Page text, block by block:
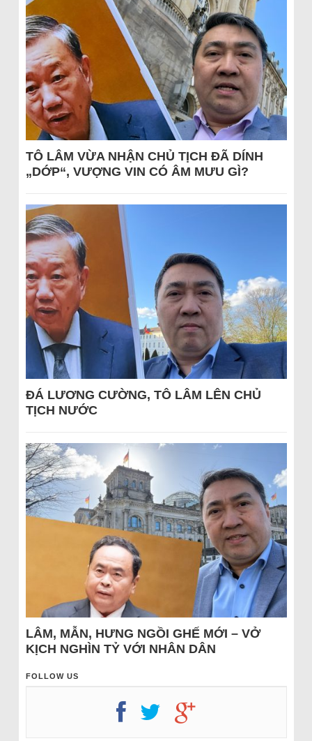
TÔ LÂM VỪA NHẬN CHỦ TỊCH ĐÃ DÍNH
„DỚP“, VƯỢNG VIN CÓ ÂM MƯU GÌ?
ĐÁ LƯƠNG CƯỜNG, TÔ LÂM LÊN CHỦ
TỊCH NƯỚC
LÂM, MẪN, HƯNG NGỒI GHẾ MỚI – VỞ
KỊCH NGHÌN TỶ VỚI NHÂN DÂN
FOLLOW US